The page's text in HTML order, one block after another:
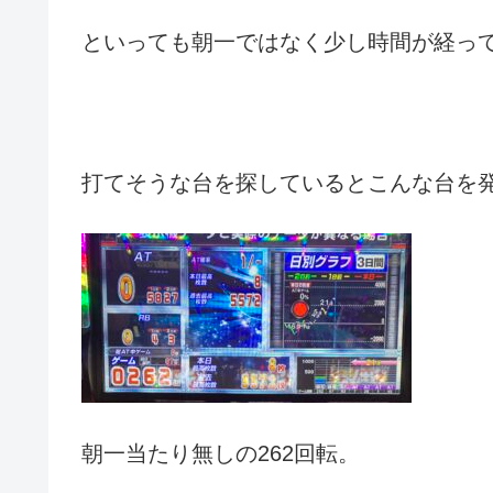
といっても朝一ではなく少し時間が経っ
打てそうな台を探しているとこんな台を
朝一当たり無しの262回転。